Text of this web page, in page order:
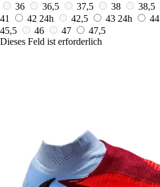
36
36,5 37,5 38 38,5
41
42 24h 42,5 43 24h 44
45,5
46 47
47,5
Dieses Feld ist erforderlich